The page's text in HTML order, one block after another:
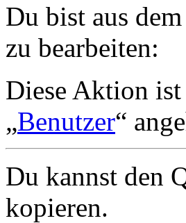
Du bist aus
zu bearbeiten:
Diese Aktion
„Benutzer“
Du kannst den
kopieren.